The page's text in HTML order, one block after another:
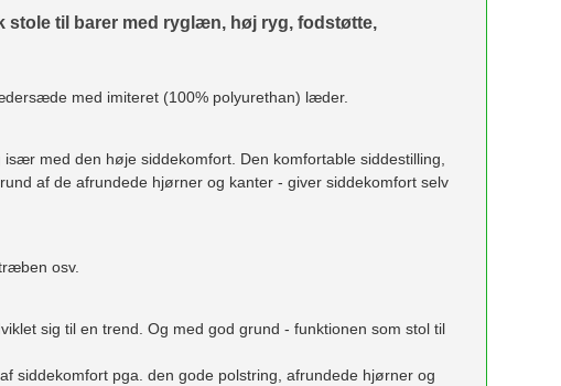
til barer med ryglæn, høj ryg, fodstøtte,
med imiteret (100% polyurethan) læder.
med den høje siddekomfort. Den komfortable siddestilling,
af de afrundede hjørner og kanter - giver siddekomfort selv
osv.
sig til en trend. Og med god grund - funktionen som stol til
siddekomfort pga. den gode polstring, afrundede hjørner og